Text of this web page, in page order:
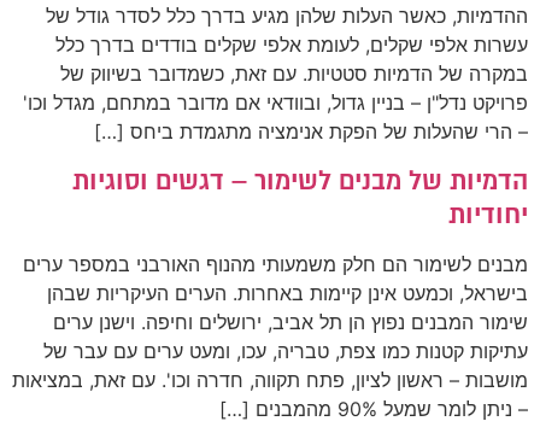
ההדמיות, כאשר העלות שלהן מגיע בדרך כלל לסדר גודל של
עשרות אלפי שקלים, לעומת אלפי שקלים בודדים בדרך כלל
במקרה של הדמיות סטטיות. עם זאת, כשמדובר בשיווק של
פרויקט נדל"ן – בניין גדול, ובוודאי אם מדובר במתחם, מגדל וכו'
– הרי שהעלות של הפקת אנימציה מתגמדת ביחס […]
הדמיות של מבנים לשימור – דגשים וסוגיות
יחודיות
מבנים לשימור הם חלק משמעותי מהנוף האורבני במספר ערים
בישראל, וכמעט אינן קיימות באחרות. הערים העיקריות שבהן
שימור המבנים נפוץ הן תל אביב, ירושלים וחיפה. וישנן ערים
עתיקות קטנות כמו צפת, טבריה, עכו, ומעט ערים עם עבר של
מושבות – ראשון לציון, פתח תקווה, חדרה וכו'. עם זאת, במציאות
– ניתן לומר שמעל 90% מהמבנים […]